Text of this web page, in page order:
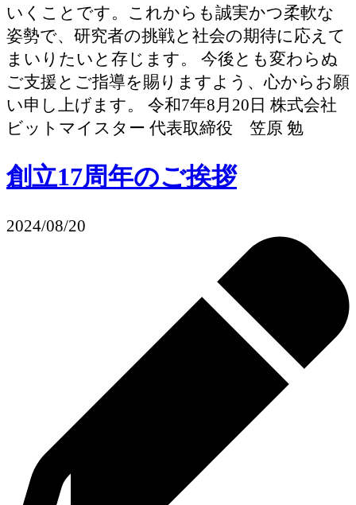
いくことです。これからも誠実かつ柔軟な
姿勢で、研究者の挑戦と社会の期待に応えて
まいりたいと存じます。 今後とも変わらぬ
ご支援とご指導を賜りますよう、心からお願
い申し上げます。 令和7年8月20日 株式会社
ビットマイスター 代表取締役 笠原 勉
創立17周年のご挨拶
2024/08/20